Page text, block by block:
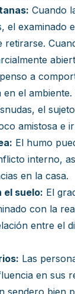
Cuando
el examinado
retirarse.
a
en el
el
amistosa e
El humo
interno,
en la casa.
el suelo: El
con la
entre el
Las
en sus
sendero bien